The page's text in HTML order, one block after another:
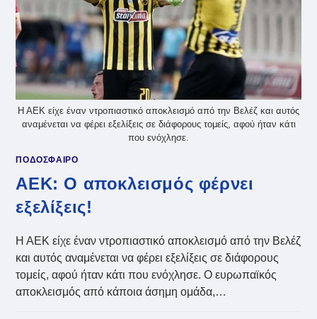
Η ΑΕΚ είχε έναν ντροπιαστικό αποκλεισμό από την Βελέζ και αυτός
αναμένεται να φέρει εξελίξεις σε διάφορους τομείς, αφού ήταν κάτι
που ενόχλησε.
ΠΟΔΟΣΦΑΙΡΟ
ΑΕΚ: Ο αποκλεισμός φέρνει
εξελίξεις!
Η ΑΕΚ είχε έναν ντροπιαστικό αποκλεισμό από την Βελέζ
και αυτός αναμένεται να φέρει εξελίξεις σε διάφορους
τομείς, αφού ήταν κάτι που ενόχλησε. Ο ευρωπαϊκός
αποκλεισμός από κάποια άσημη ομάδα,…